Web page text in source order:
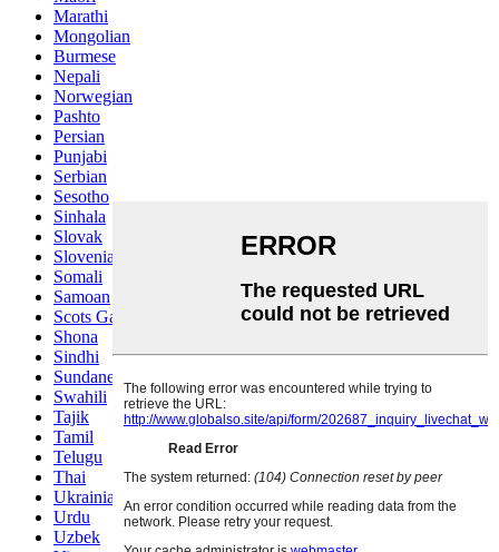
Marathi
Mongolian
Burmese
Nepali
Norwegian
Pashto
Persian
Punjabi
Serbian
Sesotho
Sinhala
Slovak
Slovenian
Somali
Samoan
Scots Gaelic
Shona
Sindhi
Sundanese
Swahili
Tajik
Tamil
Telugu
Thai
Ukrainian
Urdu
Uzbek